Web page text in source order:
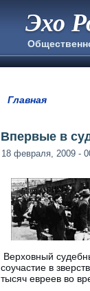
Эхо
Главная
Впервые в
18 февраля, 2009 -
Верховный
соучастие в
тысяч евреев во